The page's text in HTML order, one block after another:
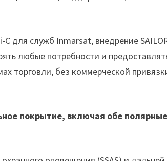
для служб Inmarsat, внедрение
любые потребности и
торговли, без коммерческой
покрытие, включая обе полярные